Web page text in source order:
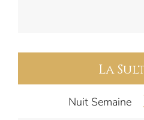
La
Nuit Semaine